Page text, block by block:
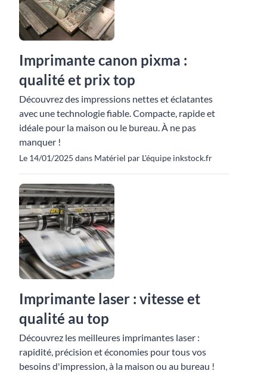
Imprimante canon pixma :
qualité et prix top
Découvrez des impressions nettes et éclatantes
avec une technologie fiable. Compacte, rapide et
idéale pour la maison ou le bureau. À ne pas
manquer !
Le 14/01/2025 dans Matériel par L'équipe inkstock.fr
Imprimante laser : vitesse et
qualité au top
Découvrez les meilleures imprimantes laser :
rapidité, précision et économies pour tous vos
besoins d'impression, à la maison ou au bureau !